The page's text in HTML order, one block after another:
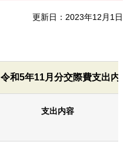
更新日：2023年12月1日
令和5年11月分交際費支出内訳
支出内容